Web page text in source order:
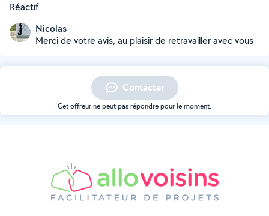
Réactif
Nicolas
Merci de votre avis, au plaisir de retravailler avec vous
Contacter
Cet offreur ne peut pas répondre pour le moment.